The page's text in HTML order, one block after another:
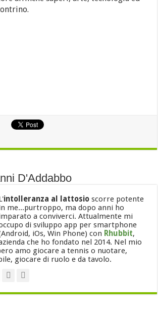
D'Addabbo
intolleranza al lattosio scorre potente
me...purtroppo, ma dopo anni ho
a conviverci. Attualmente mi
di sviluppo app per smartphone
iOs, Win Phone) con Rhubbit,
che ho fondato nel 2014. Nel mio
amo giocare a tennis o nuotare,
giocare di ruolo e da tavolo.